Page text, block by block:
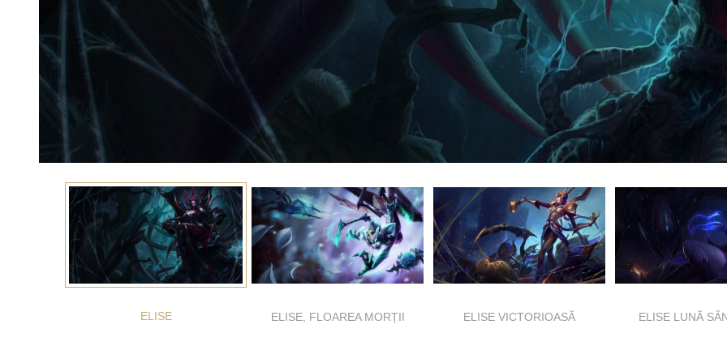
ELISE ELISE, FLOAREA MORȚII ELISE VICTORIOASĂ ELISE LUNĂ